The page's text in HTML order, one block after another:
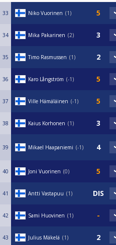
33 Niko Vuorinen 1
34 Mika Pakarinen 2
35 Timo Rasmussen 1
36 Karo Långström -1
37 Ville Hämäläinen -1
38 Kaius Korhonen 1
39 Mikael Haapaniemi -1
40 Joni Vuorinen 0
41 Antti Vastapuu 1
42 Sami Huovinen 1
43 Julius Mäkelä 1